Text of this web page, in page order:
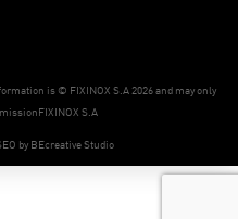
is © FIXINOX S.A 2026 and may only
S.A
by BEcreative Studio